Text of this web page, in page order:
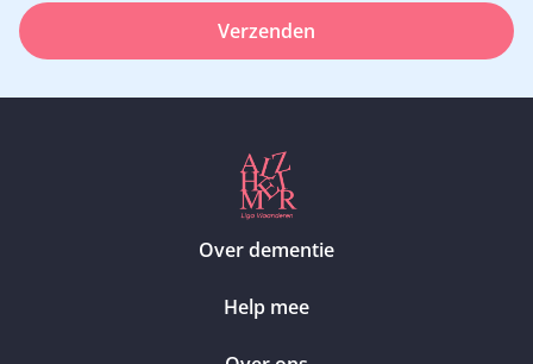
Verzenden
Over dementie
Help mee